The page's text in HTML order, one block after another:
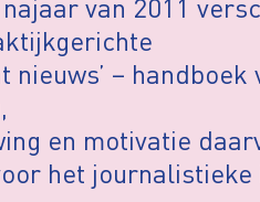
van 2011
nieuws’ –
en motivatie
het journalistieke